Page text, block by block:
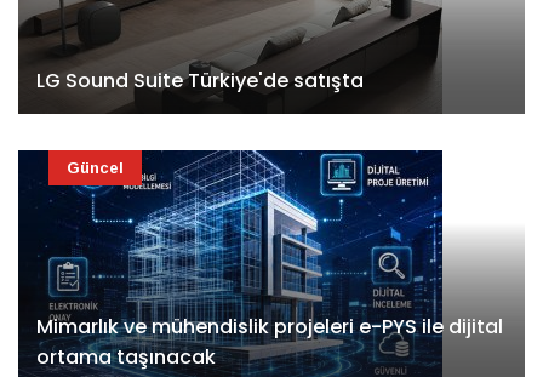
LG Sound Suite Türkiye'de satışta
Mimarlık ve mühendislik projeleri e-PYS ile dijital
ortama taşınacak
Güncel